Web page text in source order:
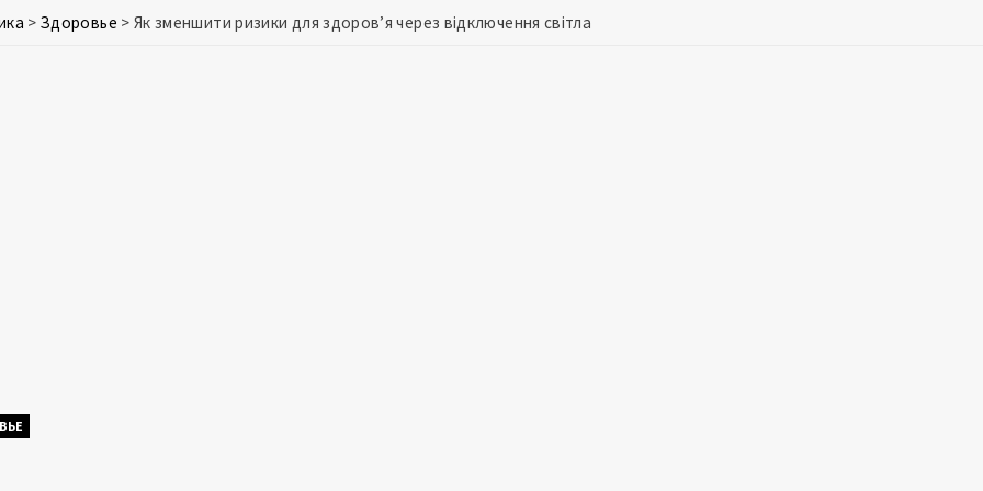
> Здоровье > Як зменшити ризики для здоров’я через відключення світла